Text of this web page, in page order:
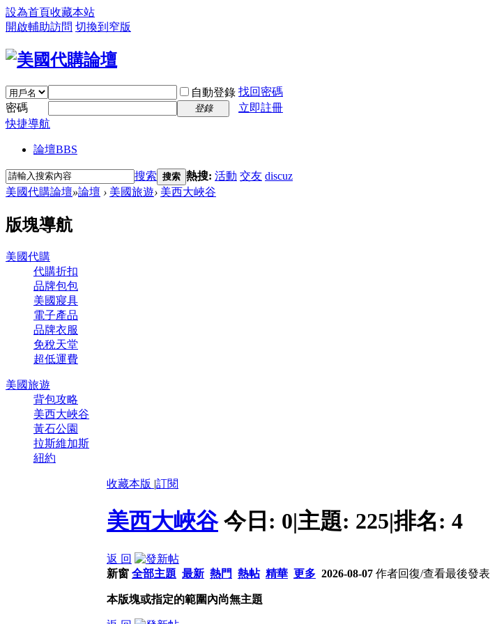
設為首頁收藏本站
開啟輔助訪問 切換到窄版
自動登錄 找回密碼
密碼
登錄
立即註冊
快捷導航
論壇BBS
搜索 搜索 熱搜: 活動 交友 discuz
美國代購論壇»論壇 › 美國旅遊› 美西大峽谷
版塊導航
美國代購
代購折扣
品牌包包
美國寢具
電子產品
品牌衣服
免稅天堂
超低運費
美國旅遊
背包攻略
美西大峽谷
黃石公園
拉斯維加斯
紐約
收藏本版 |訂閱
美西大峽谷 今日: 0|主題: 225|排名: 4
返 回
新窗 全部主題 最新 熱門 熱帖 精華 更多 2026-08-07 作者回復/查看最後發表
本版塊或指定的範圍內尚無主題